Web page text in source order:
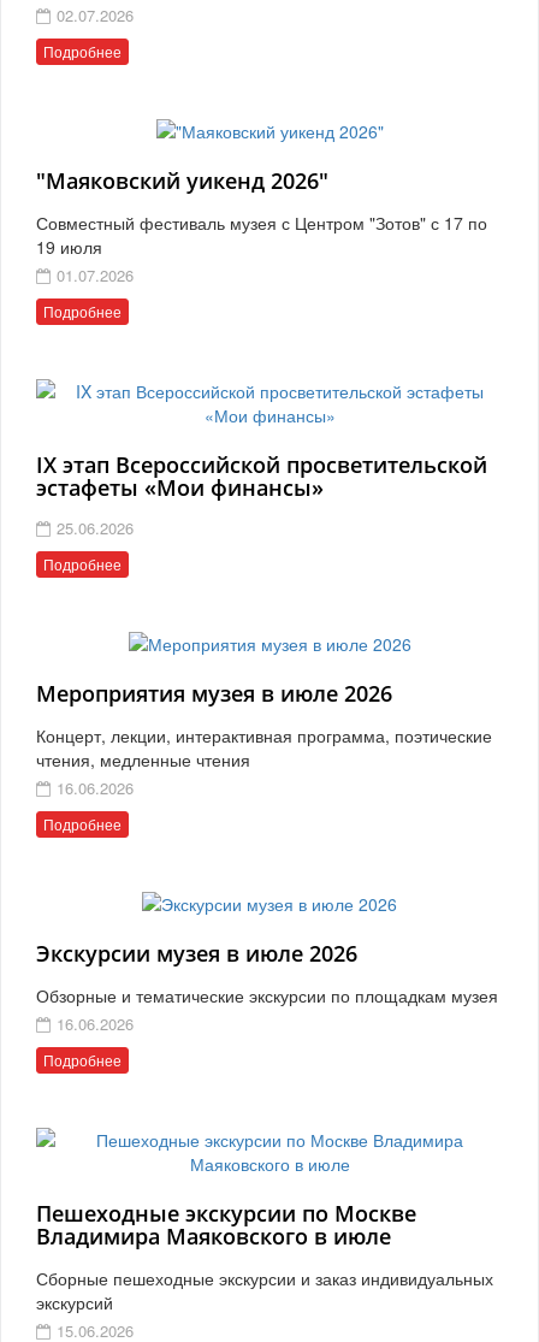
02.07.2026
Подробнее
"Маяковский уикенд 2026"
Совместный фестиваль музея с Центром "Зотов" с 17 по
19 июля
01.07.2026
Подробнее
IX этап Всероссийской просветительской
эстафеты «Мои финансы»
25.06.2026
Подробнее
Мероприятия музея в июле 2026
Концерт, лекции, интерактивная программа, поэтические
чтения, медленные чтения
16.06.2026
Подробнее
Экскурсии музея в июле 2026
Обзорные и тематические экскурсии по площадкам музея
16.06.2026
Подробнее
Пешеходные экскурсии по Москве
Владимира Маяковского в июле
Сборные пешеходные экскурсии и заказ индивидуальных
экскурсий
15.06.2026